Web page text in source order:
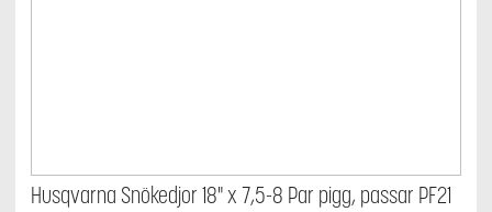
Husqvarna Snökedjor 18" x 7,5-8 Par pigg, passar PF21